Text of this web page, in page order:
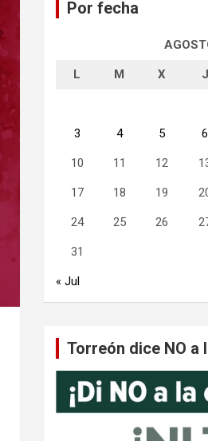
Por fecha
L M X J
3 4 5 6
10 11 12
17 18 19
24 25 26
31
« Jul
Torreón dice NO a